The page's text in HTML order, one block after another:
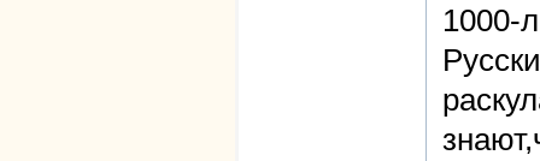
1000-